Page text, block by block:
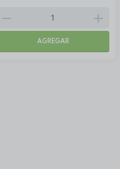
remove add
AGREGAR